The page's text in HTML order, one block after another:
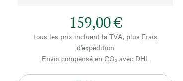
159,00 €
tous les prix incluent la TVA, plus Frais
d'expédition
Envoi compensé en CO₂ avec DHL